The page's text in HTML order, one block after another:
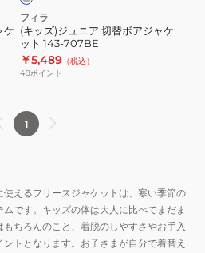
ケ
ボ
ア
ジ
ャ
ト
フィラ
(キッズ)ジュニア 切替ボアジャケ
ット 143-707BE
￥5,489 （税込）
49ポイント
1
えるフリースジャケットは、寒い季節の
です。キッズの体は大人に比べてまだま
ちろんのこと、着脱のしやすさやお手入
トとなります。お子さまが自分で着替え